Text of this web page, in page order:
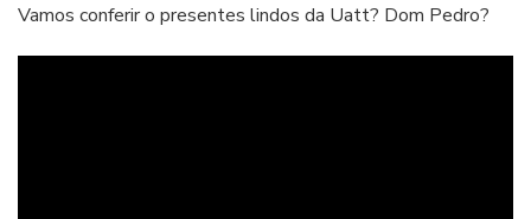
Vamos conferir o presentes lindos da Uatt? Dom Pedro?